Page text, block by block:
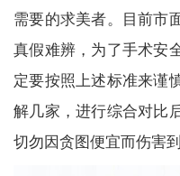
需要的求美者。目前市
真假难辨，为了手术安
定要按照上述标准来谨
解几家，进行综合对比
切勿因贪图便宜而伤害